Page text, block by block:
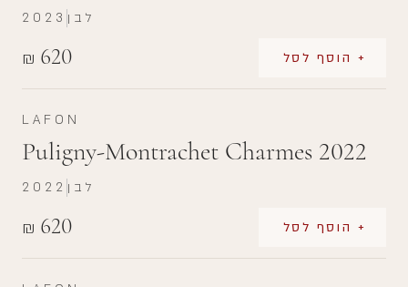
₪ 620 + הוסף לסל
2023 לבן
LAFON
Puligny-Montrachet Charmes 2022
₪ 620 + הוסף לסל
2022 לבן